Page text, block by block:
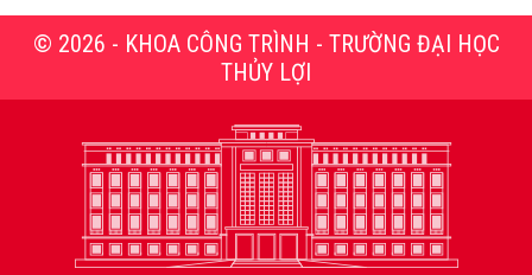
© 2026 - KHOA CÔNG TRÌNH - TRƯỜNG ĐẠI HỌC
THỦY LỢI